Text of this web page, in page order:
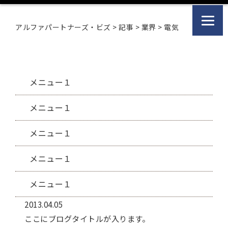
アルファパートナーズ・ビズ > 記事 > 業界 > 電気
メニュー１
メニュー１
メニュー１
メニュー１
メニュー１
2013.04.05
ここにブログタイトルが入ります。